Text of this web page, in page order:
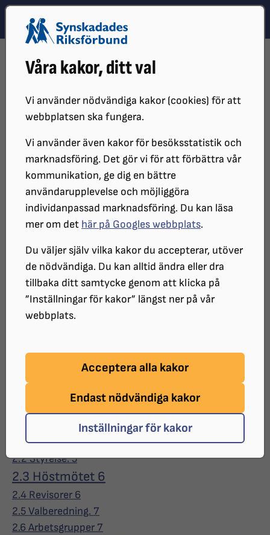
Våra kakor, ditt val
Vi använder nödvändiga kakor (cookies) för att
webbplatsen ska fungera.
Vi använder även kakor för besöksstatistik och
marknadsföring. Det gör vi för att förbättra vår
kommunikation, ge dig en bättre
användarupplevelse och möjliggöra
individanpassad marknadsföring. Du kan läsa
mer om det här på Googles webbplats.
Du väljer själv vilka kakor du accepterar, utöver
de nödvändiga. Du kan alltid ändra eller dra
tillbaka ditt samtycke genom att klicka på
”Inställningar för kakor” längst ner på vår
webbplats.
Acceptera alla kakor
Endast nödvändiga kakor
Inställningar för kakor
Hoppa till innehåll
Hoppa till hitta snabbt
DISTRIKT
SRF STOCKHOLM GOTLAND
ÅRSMÖTE
ÅRSMÖTE 2026 VERKSAMHETSBERÄTTELSE 2025
Verksamhetsberättelse 2025
Verksamhetsberättelsen finns i storstil, punktskrift,
Daisy samt i Wordformat. Den går att beställa från
SRF Stockholms stads kansli, 08-452 22 00,
kansli@srfstockholm.se De finns även att ladda ner
Innehållsförteckningen på nästa sida har
hyperlänkar. Det innebär att du kan klicka eller
trycka Enter och komma till de olika avsnitten, precis
som på en hemsida. Om du använder skärmläsare
navigera i dokumentet med hjälp av rubriklistor.
1 Inledning. 3
1.1 Ordföranden har ordet 3
2 Organisation. 5
2.1 Årsmöte. 5
2.2 Styrelse. 5
2.3 Höstmötet 6
2.4 Revisorer 6
2.5 Valberedning. 7
2.6 Arbetsgrupper 7